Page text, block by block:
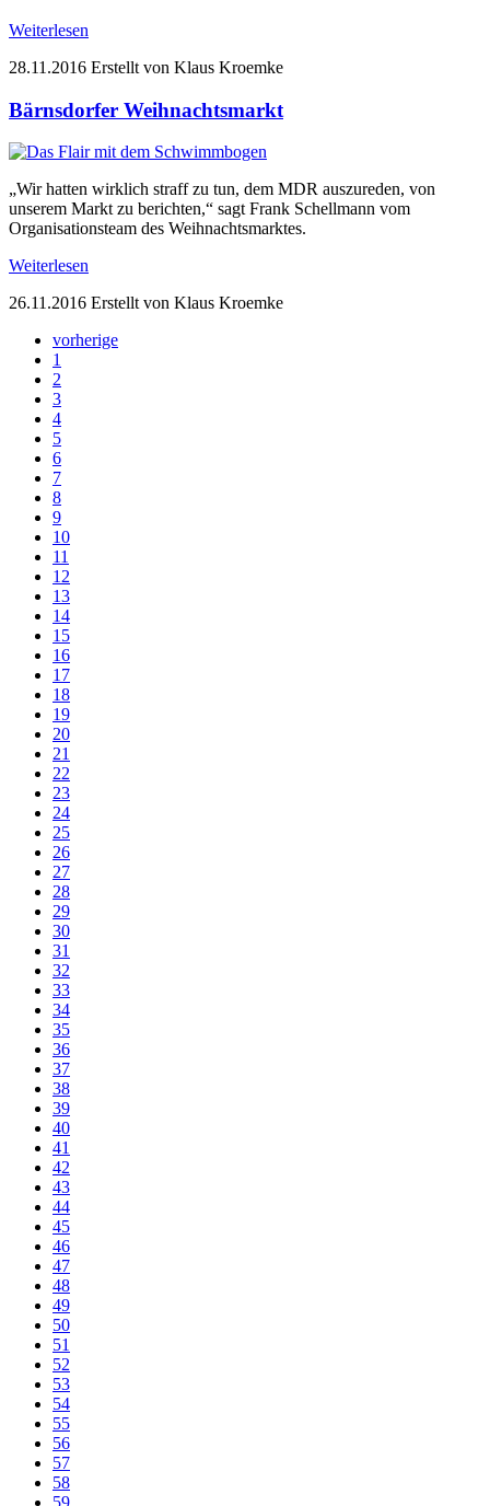
Weiterlesen
28.11.2016 Erstellt von Klaus Kroemke
Bärnsdorfer Weihnachtsmarkt
„Wir hatten wirklich straff zu tun, dem MDR auszureden, von
unserem Markt zu berichten,“ sagt Frank Schellmann vom
Organisationsteam des Weihnachtsmarktes.
Weiterlesen
26.11.2016 Erstellt von Klaus Kroemke
vorherige
1
2
3
4
5
6
7
8
9
10
11
12
13
14
15
16
17
18
19
20
21
22
23
24
25
26
27
28
29
30
31
32
33
34
35
36
37
38
39
40
41
42
43
44
45
46
47
48
49
50
51
52
53
54
55
56
57
58